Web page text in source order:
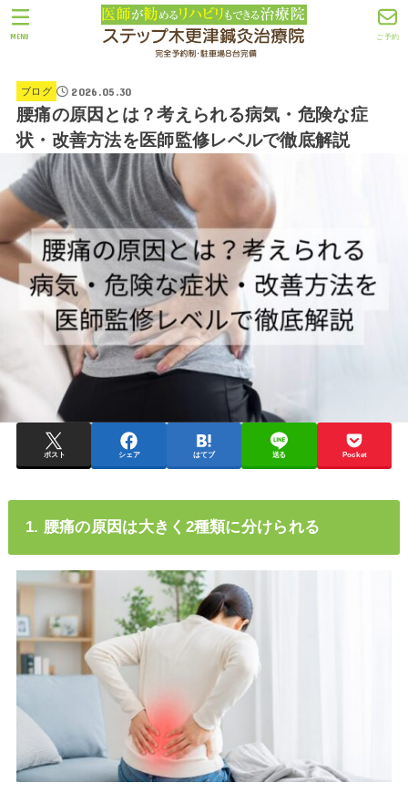
ご予約
MENU
ブログ 2026.05.30
腰痛の原因とは？考えられる病気・危険な症
状・改善方法を医師監修レベルで徹底解説
ポスト シェア はてブ 送る Pocket
1. 腰痛の原因は大きく2種類に分けられる